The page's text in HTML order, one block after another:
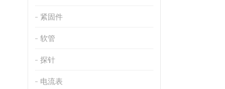
紧固件
软管
探针
电流表